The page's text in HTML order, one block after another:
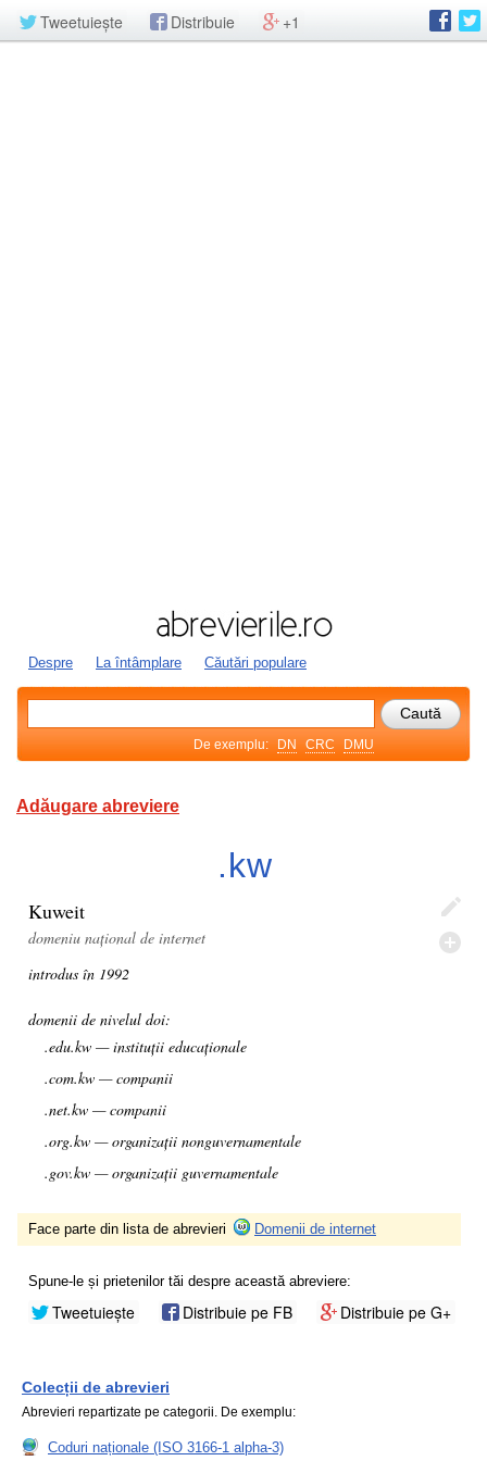
Tweetuiește Distribuie +1
Despre La întâmplare Căutări populare
De exemplu: DN CRC DMU
Adăugare abreviere
.kw
Kuweit
domeniu național de internet
introdus în 1992
domenii de nivelul doi:
.edu.kw — instituții educaționale
.com.kw — companii
.net.kw — companii
.org.kw — organizații nonguvernamentale
.gov.kw — organizații guvernamentale
Face parte din lista de abrevieri Domenii de internet
Spune-le și prietenilor tăi despre această abreviere:
Tweetuiește Distribuie pe FB Distribuie pe G+
Colecții de abrevieri
Abrevieri repartizate pe categorii. De exemplu:
Coduri naționale (ISO 3166-1 alpha-3)